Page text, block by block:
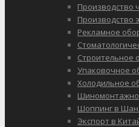
Производство
Производство
Рекламное
Строительное
Упаковочное
Холодильное
Шоппинг в
Экспорт в